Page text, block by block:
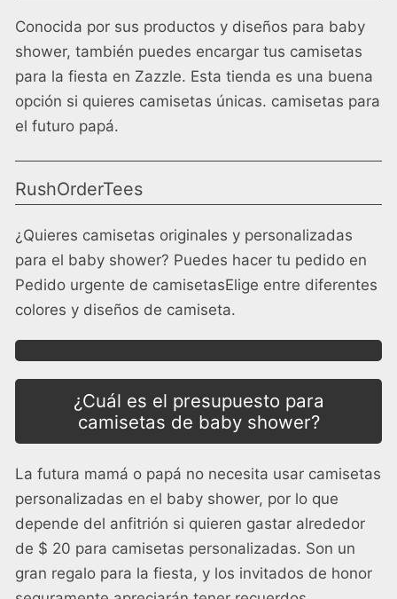
Conocida por sus productos y diseños para baby
shower, también puedes encargar tus camisetas
para la fiesta en Zazzle. Esta tienda es una buena
opción si quieres camisetas únicas. camisetas para
el futuro papá.
RushOrderTees
¿Quieres camisetas originales y personalizadas
para el baby shower? Puedes hacer tu pedido en
Pedido urgente de camisetasElige entre diferentes
colores y diseños de camiseta.
¿Cuál es el presupuesto para
camisetas de baby shower?
La futura mamá o papá no necesita usar camisetas
personalizadas en el baby shower, por lo que
depende del anfitrión si quieren gastar alrededor
de $ 20 para camisetas personalizadas. Son un
gran regalo para la fiesta, y los invitados de honor